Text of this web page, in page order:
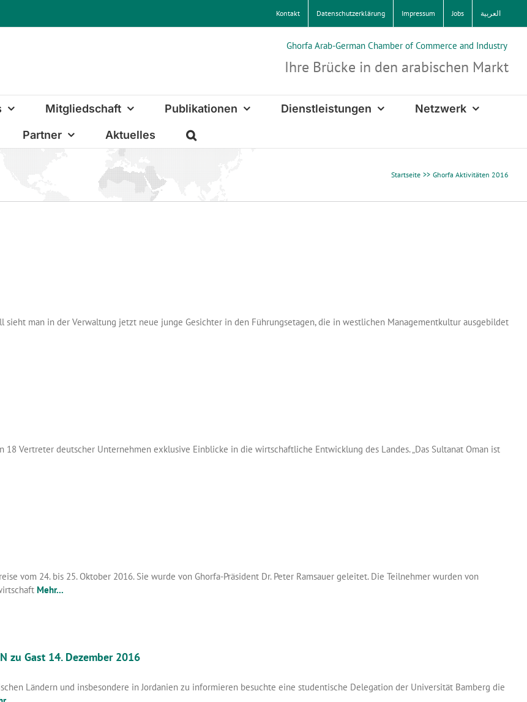
Kontakt Datenschutzerklärung Impressum Jobs العربية
Ghorfa Arab-German Chamber of Commerce and Industry
Ihre Brücke in den arabischen Markt
Mitgliedschaft Publikationen Dienstleistungen Netzwerk
Partner Aktuelles
Startseite Ghorfa Aktivitäten 2016
sieht man in der Verwaltung jetzt neue junge Gesichter in den Führungsetagen, die in westlichen Managementkultur ausgebildet
Vertreter deutscher Unternehmen exklusive Einblicke in die wirtschaftliche Entwicklung des Landes. „Das Sultanat Oman ist
vom 24. bis 25. Oktober 2016. Sie wurde von Ghorfa-Präsident Dr. Peter Ramsauer geleitet. Die Teilnehmer wurden von
Mehr...
zu Gast 14. Dezember 2016
Ländern und insbesondere in Jordanien zu informieren besuchte eine studentische Delegation der Universität Bamberg die